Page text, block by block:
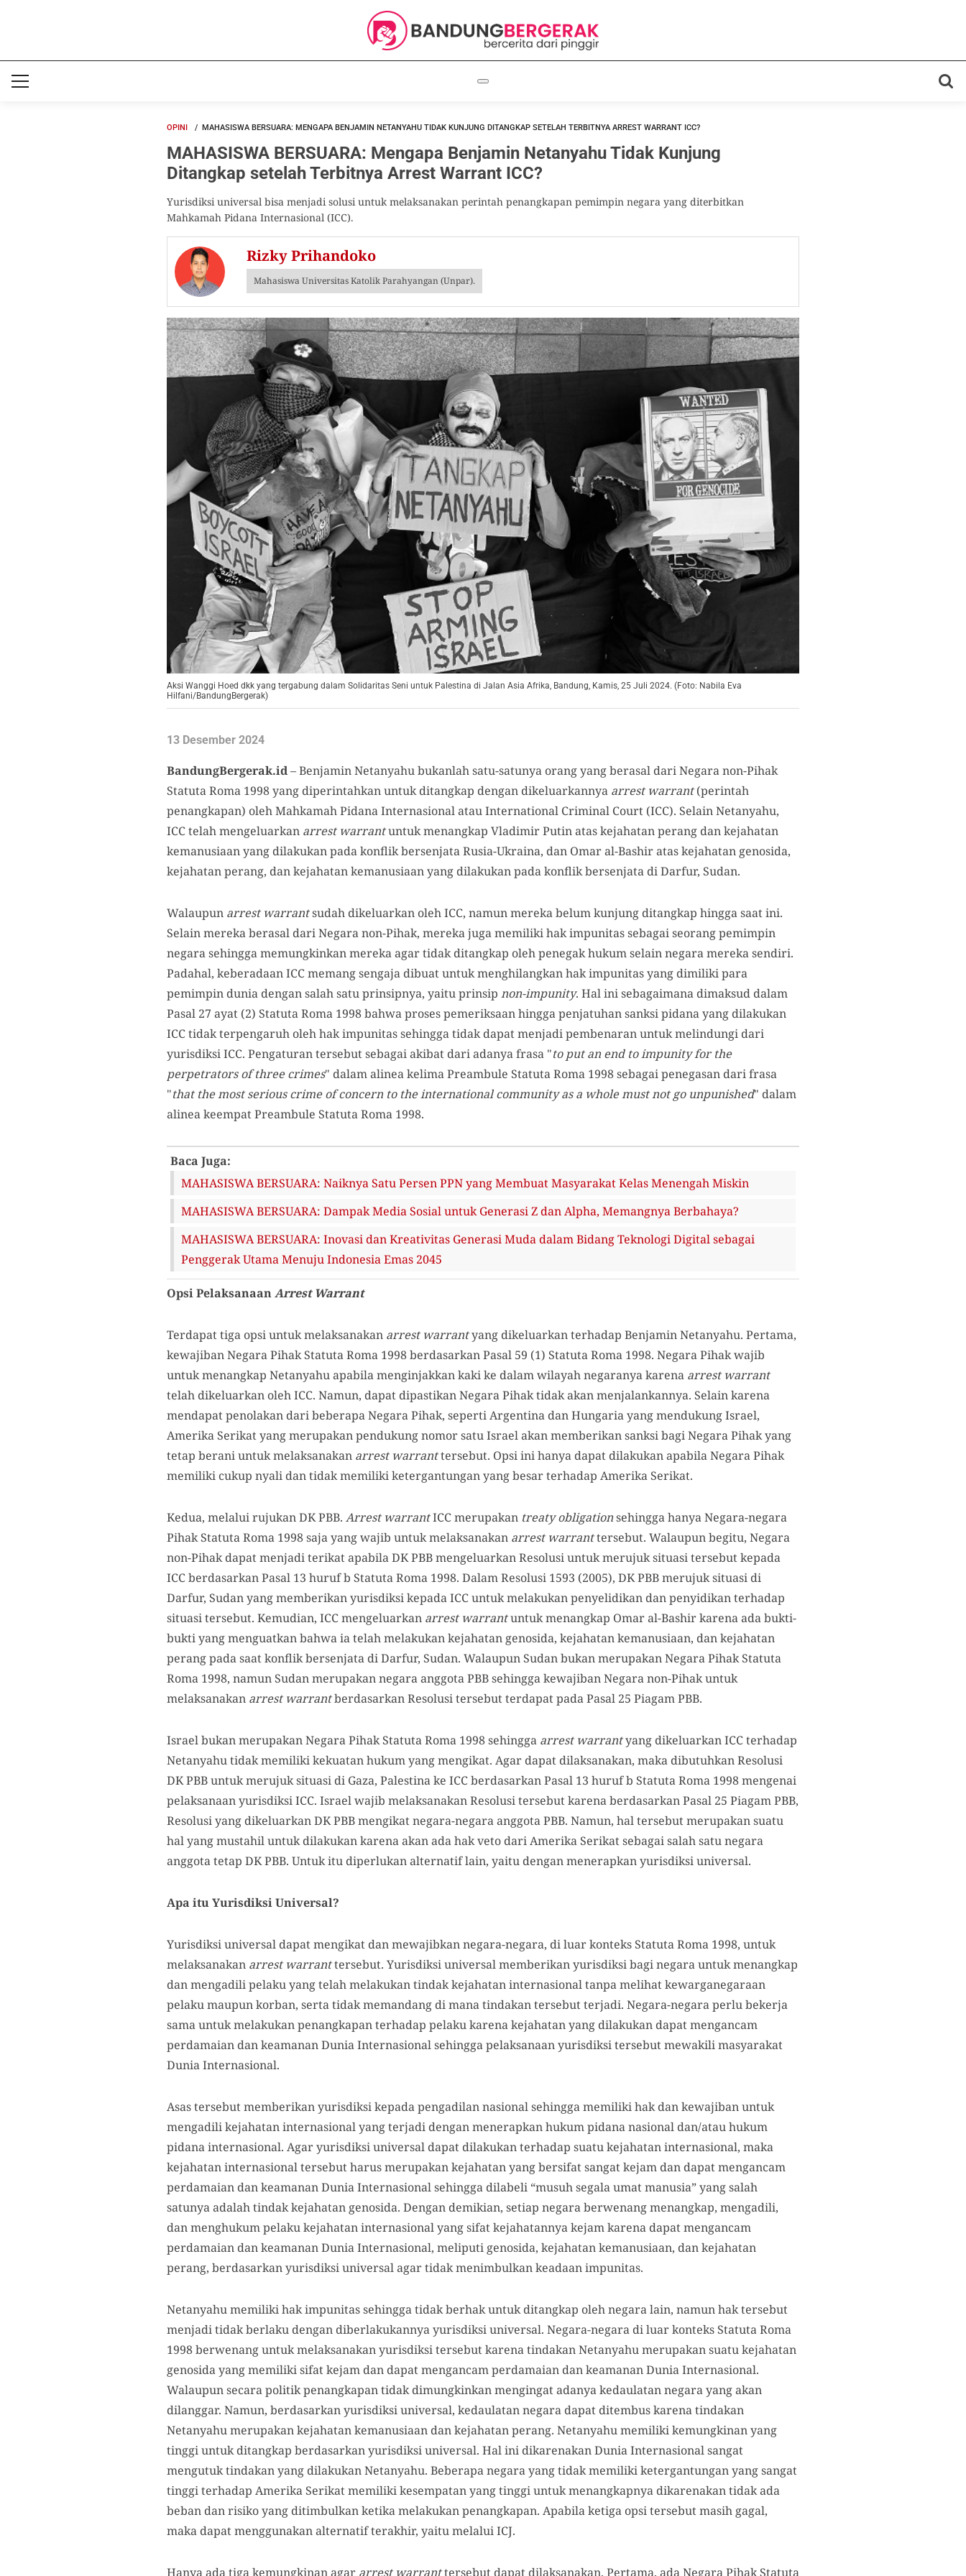
OPINI MAHASISWA BERSUARA: MENGAPA BENJAMIN NETANYAHU TIDAK KUNJUNG DITANGKAP SETELAH TERBITNYA ARREST WARRANT ICC?
MAHASISWA BERSUARA: Mengapa Benjamin Netanyahu Tidak Kunjung
Ditangkap setelah Terbitnya Arrest Warrant ICC?
Yurisdiksi universal bisa menjadi solusi untuk melaksanakan perintah penangkapan pemimpin negara yang diterbitkan
Mahkamah Pidana Internasional (ICC).
Rizky Prihandoko
Mahasiswa Universitas Katolik Parahyangan (Unpar).
Aksi Wanggi Hoed dkk yang tergabung dalam Solidaritas Seni untuk Palestina di Jalan Asia Afrika, Bandung, Kamis, 25 Juli 2024. (Foto: Nabila Eva
Hilfani/BandungBergerak)
13 Desember 2024
BandungBergerak.id– Benjamin Netanyahu bukanlah satu-satunya orang yang berasal dari Negara non-Pihak
Statuta Roma 1998 yang diperintahkan untuk ditangkap dengan dikeluarkannya arrest warrant(perintah
penangkapan) oleh Mahkamah Pidana Internasional atau International Criminal Court (ICC). Selain Netanyahu,
ICC telah mengeluarkan arrest warrantuntuk menangkap Vladimir Putin atas kejahatan perang dan kejahatan
kemanusiaan yang dilakukan pada konflik bersenjata Rusia-Ukraina, dan Omar al-Bashir atas kejahatan genosida,
kejahatan perang, dan kejahatan kemanusiaan yang dilakukan pada konflik bersenjata di Darfur, Sudan.
Walaupun arrest warrantsudah dikeluarkan oleh ICC, namun mereka belum kunjung ditangkap hingga saat ini.
Selain mereka berasal dari Negara non-Pihak, mereka juga memiliki hak impunitas sebagai seorang pemimpin
negara sehingga memungkinkan mereka agar tidak ditangkap oleh penegak hukum selain negara mereka sendiri.
Padahal, keberadaan ICC memang sengaja dibuat untuk menghilangkan hak impunitas yang dimiliki para
pemimpin dunia dengan salah satu prinsipnya, yaitu prinsip non-impunity. Hal ini sebagaimana dimaksud dalam
Pasal 27 ayat (2) Statuta Roma 1998 bahwa proses pemeriksaan hingga penjatuhan sanksi pidana yang dilakukan
ICC tidak terpengaruh oleh hak impunitas sehingga tidak dapat menjadi pembenaran untuk melindungi dari
yurisdiksi ICC. Pengaturan tersebut sebagai akibat dari adanya frasa "to put an end to impunity for the
perpetrators of three crimes" dalam alinea kelima Preambule Statuta Roma 1998 sebagai penegasan dari frasa
"that the most serious crime of concern to the international community as a whole must not go unpunished" dalam
alinea keempat Preambule Statuta Roma 1998.
Baca Juga:
MAHASISWA BERSUARA: Naiknya Satu Persen PPN yang Membuat Masyarakat Kelas Menengah Miskin
MAHASISWA BERSUARA: Dampak Media Sosial untuk Generasi Z dan Alpha, Memangnya Berbahaya?
MAHASISWA BERSUARA: Inovasi dan Kreativitas Generasi Muda dalam Bidang Teknologi Digital sebagai
Penggerak Utama Menuju Indonesia Emas 2045
Opsi PelaksanaanArrest Warrant
Terdapat tiga opsi untuk melaksanakan arrest warrantyang dikeluarkan terhadap Benjamin Netanyahu. Pertama,
kewajiban Negara Pihak Statuta Roma 1998 berdasarkan Pasal 59 (1) Statuta Roma 1998. Negara Pihak wajib
untuk menangkap Netanyahu apabila menginjakkan kaki ke dalam wilayah negaranya karena arrest warrant
telah dikeluarkan oleh ICC. Namun, dapat dipastikan Negara Pihak tidak akan menjalankannya. Selain karena
mendapat penolakan dari beberapa Negara Pihak, seperti Argentina dan Hungaria yang mendukung Israel,
Amerika Serikat yang merupakan pendukung nomor satu Israel akan memberikan sanksi bagi Negara Pihak yang
tetap berani untuk melaksanakan arrest warranttersebut. Opsi ini hanya dapat dilakukan apabila Negara Pihak
memiliki cukup nyali dan tidak memiliki ketergantungan yang besar terhadap Amerika Serikat.
Kedua, melalui rujukan DK PBB. Arrest warrantICC merupakan treaty obligationsehingga hanya Negara-negara
Pihak Statuta Roma 1998 saja yang wajib untuk melaksanakan arrest warranttersebut. Walaupun begitu, Negara
non-Pihak dapat menjadi terikat apabila DK PBB mengeluarkan Resolusi untuk merujuk situasi tersebut kepada
ICC berdasarkan Pasal 13 huruf b Statuta Roma 1998. Dalam Resolusi 1593 (2005), DK PBB merujuk situasi di
Darfur, Sudan yang memberikan yurisdiksi kepada ICC untuk melakukan penyelidikan dan penyidikan terhadap
situasi tersebut. Kemudian, ICC mengeluarkan arrest warrantuntuk menangkap Omar al-Bashir karena ada bukti-
bukti yang menguatkan bahwa ia telah melakukan kejahatan genosida, kejahatan kemanusiaan, dan kejahatan
perang pada saat konflik bersenjata di Darfur, Sudan. Walaupun Sudan bukan merupakan Negara Pihak Statuta
Roma 1998, namun Sudan merupakan negara anggota PBB sehingga kewajiban Negara non-Pihak untuk
melaksanakan arrest warrantberdasarkan Resolusi tersebut terdapat pada Pasal 25 Piagam PBB.
Israel bukan merupakan Negara Pihak Statuta Roma 1998 sehingga arrest warrantyang dikeluarkan ICC terhadap
Netanyahu tidak memiliki kekuatan hukum yang mengikat. Agar dapat dilaksanakan, maka dibutuhkan Resolusi
DK PBB untuk merujuk situasi di Gaza, Palestina ke ICC berdasarkan Pasal 13 huruf b Statuta Roma 1998 mengenai
pelaksanaan yurisdiksi ICC. Israel wajib melaksanakan Resolusi tersebut karena berdasarkan Pasal 25 Piagam PBB,
Resolusi yang dikeluarkan DK PBB mengikat negara-negara anggota PBB. Namun, hal tersebut merupakan suatu
hal yang mustahil untuk dilakukan karena akan ada hak veto dari Amerika Serikat sebagai salah satu negara
anggota tetap DK PBB. Untuk itu diperlukan alternatif lain, yaitu dengan menerapkan yurisdiksi universal.
Apa itu Yurisdiksi Universal?
Yurisdiksi universal dapat mengikat dan mewajibkan negara-negara, di luar konteks Statuta Roma 1998, untuk
melaksanakan arrest warranttersebut. Yurisdiksi universal memberikan yurisdiksi bagi negara untuk menangkap
dan mengadili pelaku yang telah melakukan tindak kejahatan internasional tanpa melihat kewarganegaraan
pelaku maupun korban, serta tidak memandang di mana tindakan tersebut terjadi. Negara-negara perlu bekerja
sama untuk melakukan penangkapan terhadap pelaku karena kejahatan yang dilakukan dapat mengancam
perdamaian dan keamanan Dunia Internasional sehingga pelaksanaan yurisdiksi tersebut mewakili masyarakat
Dunia Internasional.
Asas tersebut memberikan yurisdiksi kepada pengadilan nasional sehingga memiliki hak dan kewajiban untuk
mengadili kejahatan internasional yang terjadi dengan menerapkan hukum pidana nasional dan/atau hukum
pidana internasional. Agar yurisdiksi universal dapat dilakukan terhadap suatu kejahatan internasional, maka
kejahatan internasional tersebut harus merupakan kejahatan yang bersifat sangat kejam dan dapat mengancam
perdamaian dan keamanan Dunia Internasional sehingga dilabeli “musuh segala umat manusia” yang salah
satunya adalah tindak kejahatan genosida. Dengan demikian, setiap negara berwenang menangkap, mengadili,
dan menghukum pelaku kejahatan internasional yang sifat kejahatannya kejam karena dapat mengancam
perdamaian dan keamanan Dunia Internasional, meliputi genosida, kejahatan kemanusiaan, dan kejahatan
perang, berdasarkan yurisdiksi universal agar tidak menimbulkan keadaan impunitas.
Netanyahu memiliki hak impunitas sehingga tidak berhak untuk ditangkap oleh negara lain, namun hak tersebut
menjadi tidak berlaku dengan diberlakukannya yurisdiksi universal. Negara-negara di luar konteks Statuta Roma
1998 berwenang untuk melaksanakan yurisdiksi tersebut karena tindakan Netanyahu merupakan suatu kejahatan
genosida yang memiliki sifat kejam dan dapat mengancam perdamaian dan keamanan Dunia Internasional.
Walaupun secara politik penangkapan tidak dimungkinkan mengingat adanya kedaulatan negara yang akan
dilanggar. Namun, berdasarkan yurisdiksi universal, kedaulatan negara dapat ditembus karena tindakan
Netanyahu merupakan kejahatan kemanusiaan dan kejahatan perang. Netanyahu memiliki kemungkinan yang
tinggi untuk ditangkap berdasarkan yurisdiksi universal. Hal ini dikarenakan Dunia Internasional sangat
mengutuk tindakan yang dilakukan Netanyahu. Beberapa negara yang tidak memiliki ketergantungan yang sangat
tinggi terhadap Amerika Serikat memiliki kesempatan yang tinggi untuk menangkapnya dikarenakan tidak ada
beban dan risiko yang ditimbulkan ketika melakukan penangkapan. Apabila ketiga opsi tersebut masih gagal,
maka dapat menggunakan alternatif terakhir, yaitu melalui ICJ.
Hanya ada tiga kemungkinan agar arrest warranttersebut dapat dilaksanakan. Pertama, ada Negara Pihak Statuta